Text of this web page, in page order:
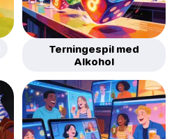
Terningespil med
Alkohol